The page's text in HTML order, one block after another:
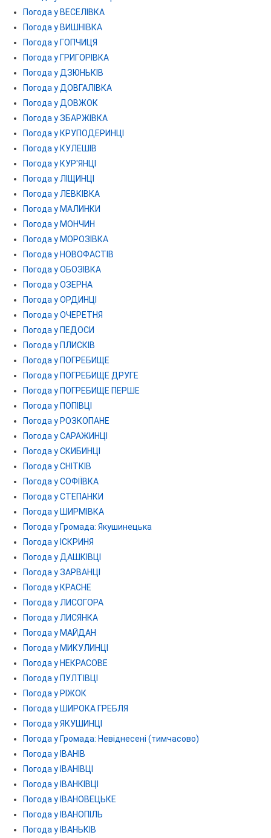
Погода у ВЕСЕЛІВКА
Погода у ВИШНІВКА
Погода у ГОПЧИЦЯ
Погода у ГРИГОРІВКА
Погода у ДЗЮНЬКІВ
Погода у ДОВГАЛІВКА
Погода у ДОВЖОК
Погода у ЗБАРЖІВКА
Погода у КРУПОДЕРИНЦІ
Погода у КУЛЕШІВ
Погода у КУР'ЯНЦІ
Погода у ЛІЩИНЦІ
Погода у ЛЕВКІВКА
Погода у МАЛИНКИ
Погода у МОНЧИН
Погода у МОРОЗІВКА
Погода у НОВОФАСТІВ
Погода у ОБОЗІВКА
Погода у ОЗЕРНА
Погода у ОРДИНЦІ
Погода у ОЧЕРЕТНЯ
Погода у ПЕДОСИ
Погода у ПЛИСКІВ
Погода у ПОГРЕБИЩЕ
Погода у ПОГРЕБИЩЕ ДРУГЕ
Погода у ПОГРЕБИЩЕ ПЕРШЕ
Погода у ПОПІВЦІ
Погода у РОЗКОПАНЕ
Погода у САРАЖИНЦІ
Погода у СКИБИНЦІ
Погода у СНІТКІВ
Погода у СОФІЇВКА
Погода у СТЕПАНКИ
Погода у ШИРМІВКА
Погода у Громада: Якушинецька
Погода у ІСКРИНЯ
Погода у ДАШКІВЦІ
Погода у ЗАРВАНЦІ
Погода у КРАСНЕ
Погода у ЛИСОГОРА
Погода у ЛИСЯНКА
Погода у МАЙДАН
Погода у МИКУЛИНЦІ
Погода у НЕКРАСОВЕ
Погода у ПУЛТІВЦІ
Погода у РІЖОК
Погода у ШИРОКА ГРЕБЛЯ
Погода у ЯКУШИНЦІ
Погода у Громада: Невіднесені (тимчасово)
Погода у ІВАНІВ
Погода у ІВАНІВЦІ
Погода у ІВАНКІВЦІ
Погода у ІВАНОВЕЦЬКЕ
Погода у ІВАНОПІЛЬ
Погода у ІВАНЬКІВ